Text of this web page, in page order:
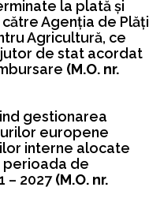
la plată şi
Agenţia de Plăţi
Agricultură, ce
de stat acordat
(M.O. nr.
gestionarea
europene
interne alocate
perioada de
– 2027(M.O. nr.